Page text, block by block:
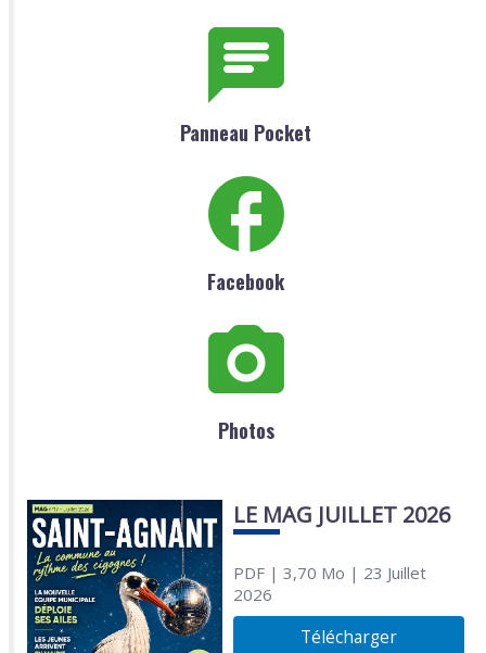
Panneau Pocket
Facebook
Photos
LE MAG JUILLET 2026
PDF| 3,70 Mo | 23 Juillet
2026
Télécharger